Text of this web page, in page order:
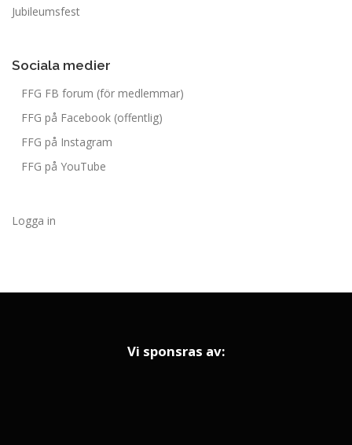
Jubileumsfest
Sociala medier
FFG FB forum (för medlemmar)
FFG på Facebook (offentlig)
FFG på Instagram
FFG på YouTube
Logga in
Vi sponsras av: